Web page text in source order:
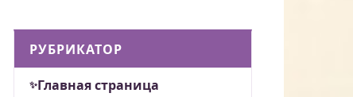
РУБРИКАТОР
Главная страница